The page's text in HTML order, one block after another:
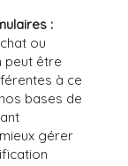
:
ou
peut être
à ce
bases de
gérer